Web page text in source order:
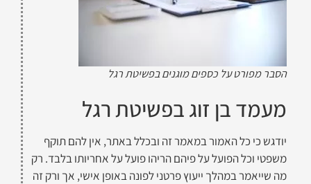
הסבר מפורט על כספים מוגנים בפשיטת רגל
מעמד בן זוג בפשיטת רגל
יודגש כי כל האמור במאמר זה ובכלל באתר, אין להם תוקף
משפטי וכל הפועל על פיהם הריהו פועל על אחריותו בלבד. רק
מה שייאמר במהלך ייעוץ פרטני לפונה באופן אישי, אך ורק זה